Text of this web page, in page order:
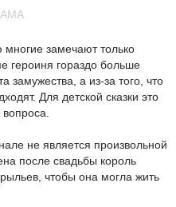
замечают только
героиня гораздо больше
замужества, а из-за того, что
Для детской сказки это
не является произвольной
после свадьбы король
чтобы она могла жить